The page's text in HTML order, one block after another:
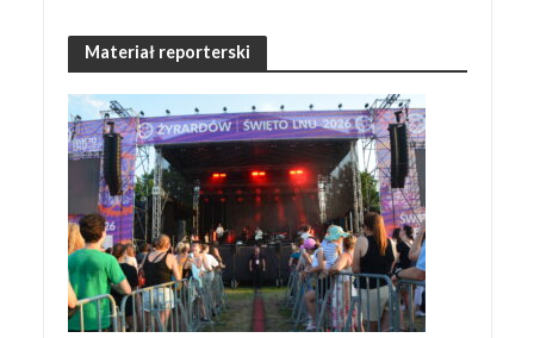
Materiał reporterski